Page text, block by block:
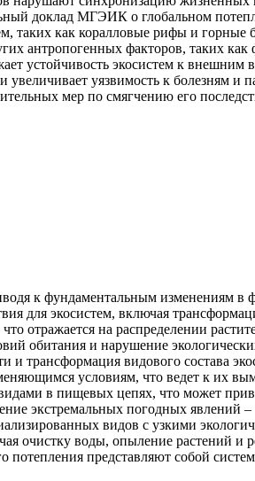
доклад МГЭИК о глобальном
таких как коралловые рифы и горные
антропогенных факторов, таких
устойчивость экосистем к внешним
уязвимость к болезням и
мер по смягчению его
к фундаментальным изменениям
для экосистем, включая
на распределении
обитания и нарушение
трансформация видового состава
условиям, что ведет к их
в пищевых цепях, что может
экстремальных погодных явлений
видов с узкими
очистку воды, опыление растений и
потепления представляют собой